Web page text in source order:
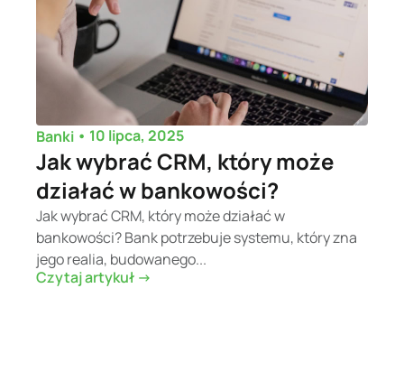
Banki • 10 lipca, 2025
Jak wybrać CRM, który może
działać w bankowości?
Jak wybrać CRM, który może działać w
bankowości? Bank potrzebuje systemu, który zna
jego realia, budowanego...
Czytaj artykuł ->